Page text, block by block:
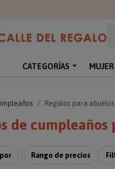
CATEGORÍAS MUJER
Regalos para abuelos
de
Rango de precios